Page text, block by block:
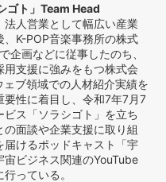
ゴト」Team Head
人営業として幅広い産業
K-POP音楽事務所の株式
企画などに従事したのち、
支援に強みをもつ株式会
ブ領域での人材紹介実績を
性に着目し、令和7年7月7
ス「ソラシゴト」を立ち
の面談や企業支援に取り組
けるポッドキャスト「宇
ビジネス関連のYouTube
っている。